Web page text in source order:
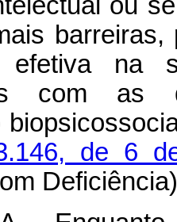
barreiras,
na
com as
de 6